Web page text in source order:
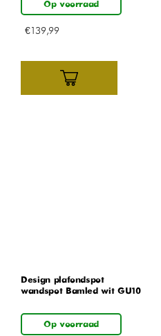
Op voorraad
€139,99
Design plafondspot
wandspot Bamled wit GU10
Op voorraad